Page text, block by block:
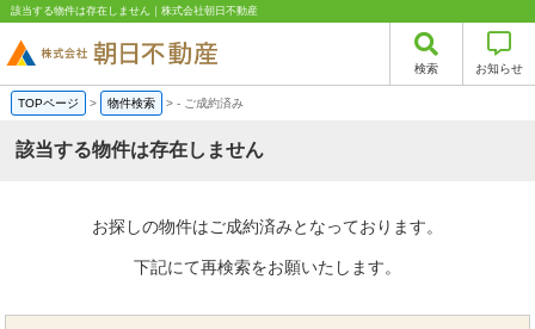
該当する物件は存在しません｜株式会社朝日不動産
検索 お知らせ
TOPページ > 物件検索 >- ご成約済み
該当する物件は存在しません
お探しの物件はご成約済みとなっております。
下記にて再検索をお願いたします。